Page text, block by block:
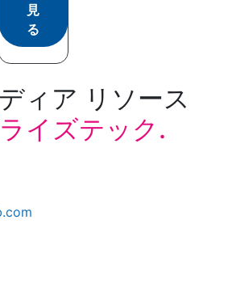
見
る
ィア リソース
イズテック.